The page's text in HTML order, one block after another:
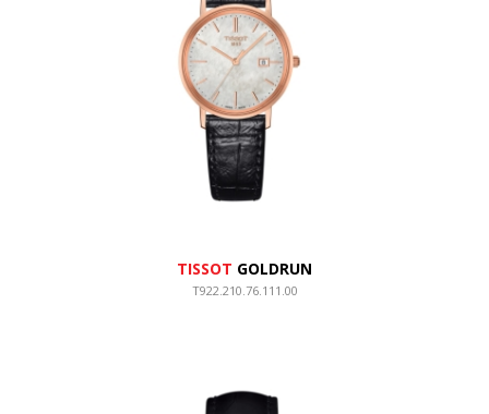
TISSOT GOLDRUN
T922.210.76.111.00